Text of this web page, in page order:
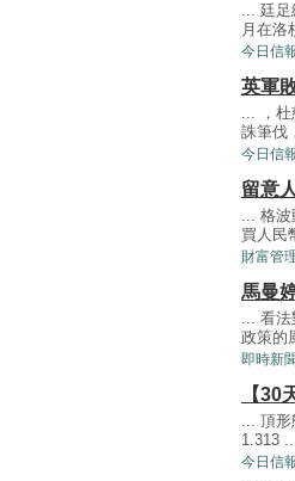
... 廷足
月在洛
今日信
英軍
... ，杜
誅筆伐
今日信
留意
... 格波
買人民
財富管
馬曼
... 看法
政策的
即時新
【30
... 頂形
1.313
今日信